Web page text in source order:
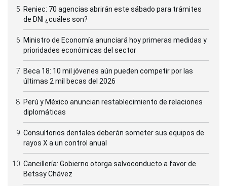
Reniec: 70 agencias abrirán este sábado para trámites
de DNI ¿cuáles son?
Ministro de Economía anunciará hoy primeras medidas y
prioridades económicas del sector
Beca 18: 10 mil jóvenes aún pueden competir por las
últimas 2 mil becas del 2026
Perú y México anuncian restablecimiento de relaciones
diplomáticas
Consultorios dentales deberán someter sus equipos de
rayos X a un control anual
Cancillería: Gobierno otorga salvoconducto a favor de
Betssy Chávez